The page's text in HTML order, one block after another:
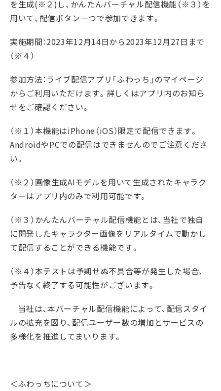
を生成(※２)し、かんたんバーチャル配信機能（※３）を
用いて、配信ボタン一つで参加できます。
実施期間：2023年12月14日から2023年12月27日まで
（※４）
参加方法：ライブ配信アプリ「ふわっち」のマイページ
からご利用いただけます。詳しくはアプリ内のお知ら
せをご確認ください。
（※１）本機能はiPhone（iOS）限定で配信できます。
AndroidやPCでの配信はできませんのでご注意くださ
い。
（※２）画像生成AIモデルを用いて生成されたキャラク
ターはアプリ内のみで利用可能です。
（※３）かんたんバーチャル配信機能とは、当社で独自
に開発したキャラクター画像をリアルタイムで動かし
て配信することができる機能です。
（※４）本テストは予期せぬ不具合等が発生した場合、
予告なく終了する可能性がございます。
当社は、本バーチャル配信機能によって、配信スタイ
ルの拡充を図り、配信ユーザー数の増加とサービスの
多様化を推進してまいります。
＜ふわっちについて＞